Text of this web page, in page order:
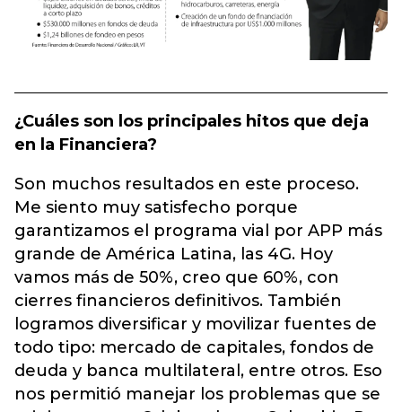
¿Cuáles son los principales hitos que deja
en la Financiera?
Son muchos resultados en este proceso.
Me siento muy satisfecho porque
garantizamos el programa vial por APP más
grande de América Latina, las 4G. Hoy
vamos más de 50%, creo que 60%, con
cierres financieros definitivos. También
logramos diversificar y movilizar fuentes de
todo tipo: mercado de capitales, fondos de
deuda y banca multilateral, entre otros. Eso
nos permitió manejar los problemas que se